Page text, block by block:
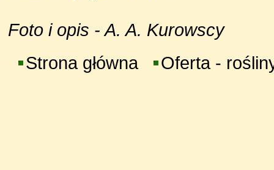
Foto i opis - A. A. Kurowscy
Strona główna
Oferta -